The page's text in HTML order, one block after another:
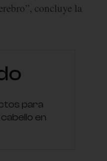
concluye la
para
en